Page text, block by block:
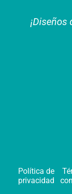
Política de
privacidad